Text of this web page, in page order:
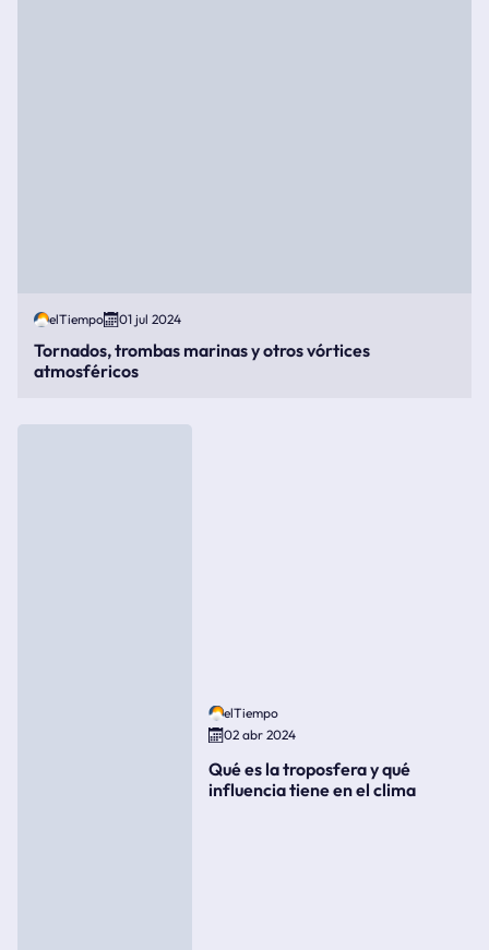
elTiempo 01 jul 2024
Tornados, trombas marinas y otros vórtices
atmosféricos
elTiempo
02 abr 2024
Qué es la troposfera y qué
influencia tiene en el clima